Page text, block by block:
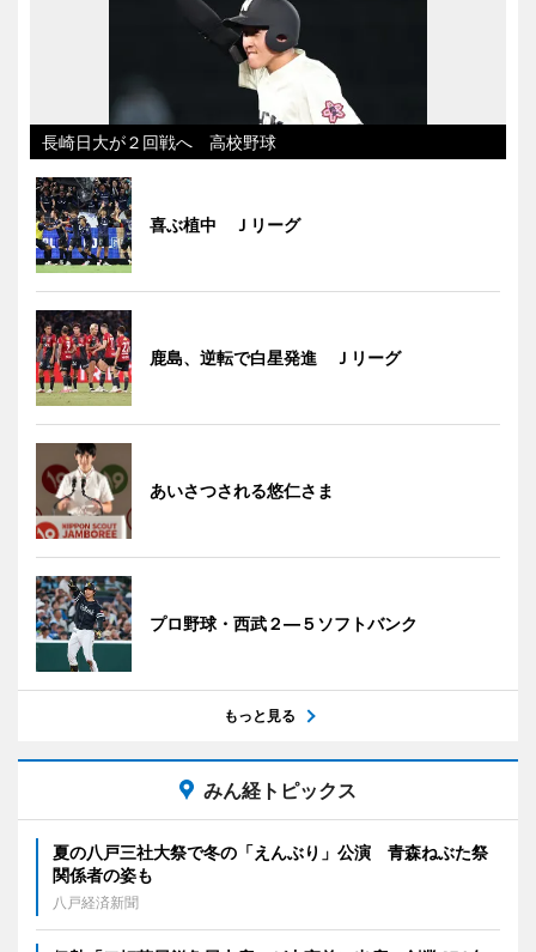
長崎日大が２回戦へ 高校野球
喜ぶ植中 Ｊリーグ
鹿島、逆転で白星発進 Ｊリーグ
あいさつされる悠仁さま
プロ野球・西武２―５ソフトバンク
もっと見る
みん経トピックス
夏の八戸三社大祭で冬の「えんぶり」公演 青森ねぶた祭
関係者の姿も
八戸経済新聞